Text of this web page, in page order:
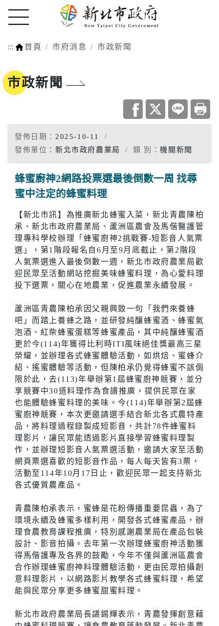
::: 首頁 市府消息 市政新聞
市政新聞
發佈日期： 2025-10-11
發佈單位： 新北市政府農業局 類 別：機關新聞
蜂蜜廚神2網路投票選最後倒數一周 找尋
蜜中注定的蜂蜜料理
【新北市訊】為推廣新北蜂蜜入菜，新北青農陳柏
承、新北市政府農業局、蘆洲區農會及馬偕醫護管
理專科學校辦理「蜂蜜廚神2挑戰賽-短影音人氣票
選」，第1階段報名自6月至9月底截止，第2階段
人氣票選進入最後倒數一週，新北市政府農業局歡
迎民眾至活動網站挖掘美味蜂蜜料理，為心愛料理
投下選票，關心在地農業，促進農業永續發展。
蘆洲區青農陳柏承因父親興致一句「我們來養蜂
吧」而踏上養蜂之路，並研發純釀蜂蜜酒、蜂蜜氣
泡酒、紅柴蜂蜜蛋糕等蜂蜜產品，其中純釀蜂蜜酒
更於今(114)年獲得比利時ITI風味絕佳獎最高三星
榮耀，並辦理各式蜂蜜體驗活動，如烘焙、蜜蜂介
紹、搖蜜體驗等活動，但陳柏承仍覺得蜂蜜不該侷
限於此，去(113)年舉辦第1屆蜂蜜廚神競賽，並分
享競賽中30道料理作為食譜推廣，提供民眾在家
也能體驗蜂蜜料理的美味。今(114)年舉辦第2屆蜂
蜜廚神競賽，本次更邀請選手結合新北各式農特產
品，將料理過程錄製成短影音，共計78件蜂蜜料
理影片，讓民眾能透過影片直接學習蜂蜜料理製
作，並辦理短影音人氣票選活動，邀請大家至活動
網頁票選喜歡的短影音作品，每人每天皆有3票，
活動至114年10月17日止，歡迎民眾一起支持新北
各式優質農產品。
青農陳柏承表示，蜜蜂是花粉傳播重要昆蟲，為了
環境永續及蜂蜜多樣利用，開發各式蜂蜜產品，辦
理食農教育課程推廣，特別感謝農業局在產品包裝
設計、影音拍攝。去年第一次辦理蜂蜜廚神活動獲
得馬偕護專及各界的鼓勵，今年不僅與蘆洲區農會
合作辦理蜂蜜廚神料理體驗活動，更由民眾拍攝創
意料理影片，以網路影片教學各式蜂蜜料理，希望
能與民眾分享更多蜂蜜甜蜜料理。
新北市政府農業局長諶錫輝表示，青農發揮創意藉